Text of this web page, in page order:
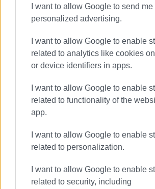
I want to allow Google to send me
personalized advertising.
I want to allow Google to enable
related to analytics like cookies
or device identifiers in apps.
I want to allow Google to enable
related to functionality of the
app.
I want to allow Google to enable
related to personalization.
I want to allow Google to enable
related to security, including